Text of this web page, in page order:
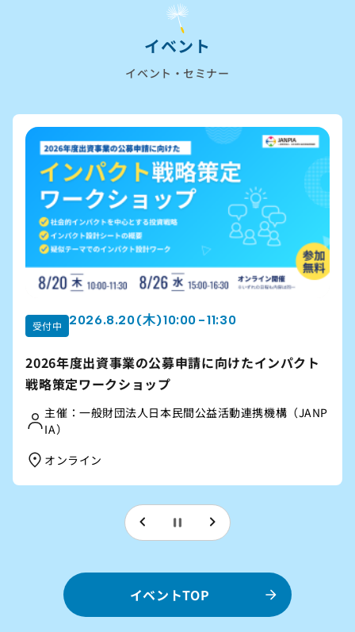
イベント
イベント・セミナー
受付中 2026.8.22 (土) 10:00 - 12:00
団体が成長するための組織づくりを考える「オンラ
イン公開講座」2026夏講座
【主催】｜信州社会事業応援ネットワーク（公益財団
法人長野県みらい基金、認定特定非営利活動法人長野
オンライン
イベントTOP